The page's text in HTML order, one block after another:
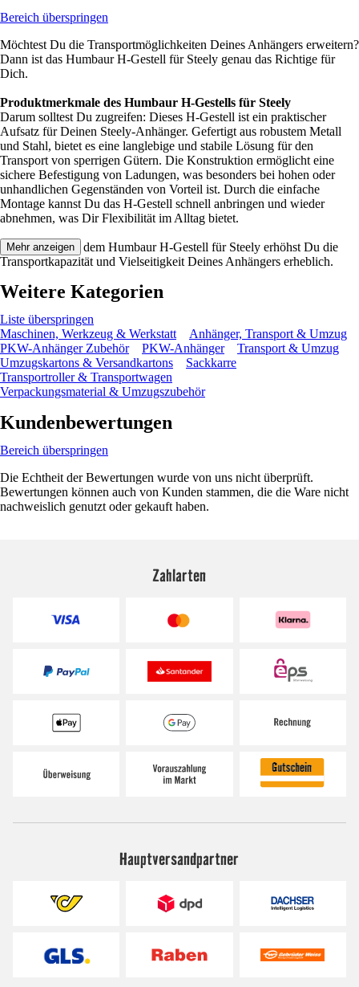
Bereich überspringen
Möchtest Du die Transportmöglichkeiten Deines Anhängers erweitern?
Dann ist das Humbaur H-Gestell für Steely genau das Richtige für
Dich.
Produktmerkmale des Humbaur H-Gestells für Steely
Darum solltest Du zugreifen: Dieses H-Gestell ist ein praktischer
Aufsatz für Deinen Steely-Anhänger. Gefertigt aus robustem Metall
und Stahl, bietet es eine langlebige und stabile Lösung für den
Transport von sperrigen Gütern. Die Konstruktion ermöglicht eine
sichere Befestigung von Ladungen, was besonders bei hohen oder
unhandlichen Gegenständen von Vorteil ist. Durch die einfache
Montage kannst Du das H-Gestell schnell anbringen und wieder
abnehmen, was Dir Flexibilität im Alltag bietet.
Festgezurrt: Mit dem Humbaur H-Gestell für Steely erhöhst Du die
Transportkapazität und Vielseitigkeit Deines Anhängers erheblich.
Mehr anzeigen
Weitere Kategorien
Liste überspringen
Maschinen, Werkzeug & Werkstatt
Anhänger, Transport & Umzug
PKW-Anhänger Zubehör
PKW-Anhänger
Transport & Umzug
Umzugskartons & Versandkartons
Sackkarre
Transportroller & Transportwagen
Verpackungsmaterial & Umzugszubehör
Kundenbewertungen
Bereich überspringen
Die Echtheit der Bewertungen wurde von uns nicht überprüft.
Bewertungen können auch von Kunden stammen, die die Ware nicht
nachweislich genutzt oder gekauft haben.
Zahlarten
Hauptversandpartner